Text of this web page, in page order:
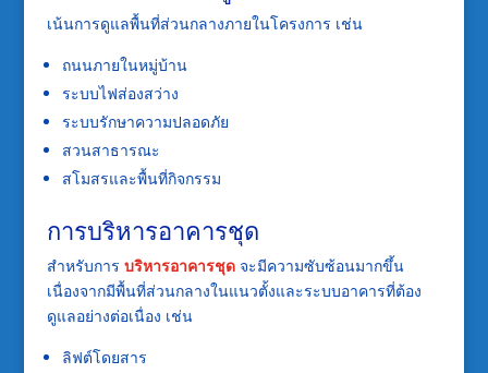
เน้นการดูแลพื้นที่ส่วนกลางภายในโครงการ เช่น
ถนนภายในหมู่บ้าน
ระบบไฟส่องสว่าง
ระบบรักษาความปลอดภัย
สวนสาธารณะ
สโมสรและพื้นที่กิจกรรม
การบริหารอาคารชุด
สำหรับการ บริหารอาคารชุดจะมีความซับซ้อนมากขึ้น
เนื่องจากมีพื้นที่ส่วนกลางในแนวตั้งและระบบอาคารที่ต้อง
ดูแลอย่างต่อเนื่อง เช่น
ลิฟต์โดยสาร